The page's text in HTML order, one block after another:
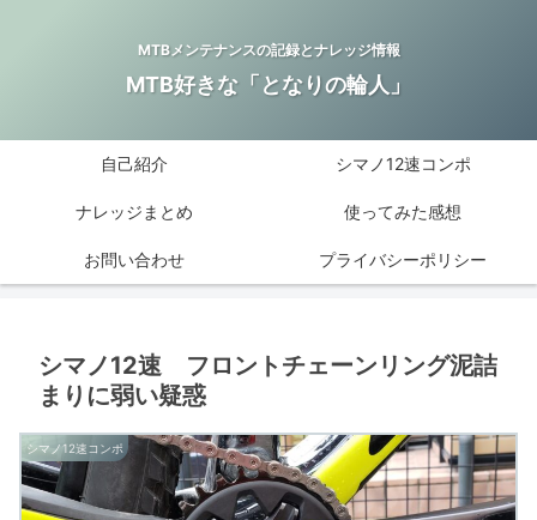
MTBメンテナンスの記録とナレッジ情報
MTB好きな「となりの輪人」
自己紹介 シマノ12速コンポ
ナレッジまとめ 使ってみた感想
お問い合わせ プライバシーポリシー
シマノ12速 フロントチェーンリング泥詰
まりに弱い疑惑
シマノ12速コンポ